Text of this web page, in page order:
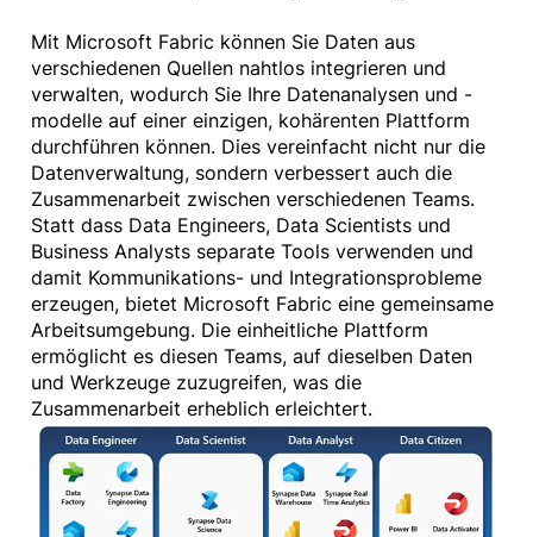
Mit Microsoft Fabric können Sie Daten aus
verschiedenen Quellen nahtlos integrieren und
verwalten, wodurch Sie Ihre Datenanalysen und -
modelle auf einer einzigen, kohärenten Plattform
durchführen können. Dies vereinfacht nicht nur die
Datenverwaltung, sondern verbessert auch die
Zusammenarbeit zwischen verschiedenen Teams.
Statt dass Data Engineers, Data Scientists und
Business Analysts separate Tools verwenden und
damit Kommunikations- und Integrationsprobleme
erzeugen, bietet Microsoft Fabric eine gemeinsame
Arbeitsumgebung. Die einheitliche Plattform
ermöglicht es diesen Teams, auf dieselben Daten
und Werkzeuge zuzugreifen, was die
Zusammenarbeit erheblich erleichtert.